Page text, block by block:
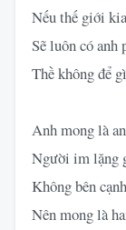
Nếu thế giới
Sẽ luôn có anh
Thề không để
Anh mong là
Người im lặng
Không bên
Nên mong là